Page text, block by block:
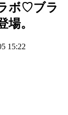
ボ♡ブラ
。
15:22